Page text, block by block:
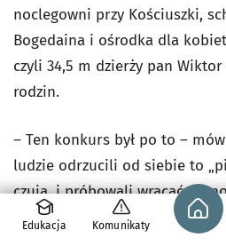
noclegowni przy Kościuszki,
Bogedaina i ośrodka dla
czyli 34,5 m dzierży pan
rodzin.
– Ten konkurs był po to –
ludzie odrzucili od siebie to
czują, i próbowali wracać do
warto im to umożliwić –
Edukacja Komunikaty